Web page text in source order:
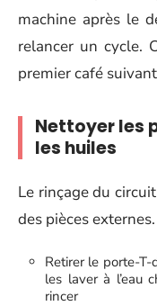
machine après le
relancer un cycle.
premier café
Nettoyer les
les huiles
Le rinçage du
des pièces
Retirer le porte-T-
les laver à l’eau
rincer